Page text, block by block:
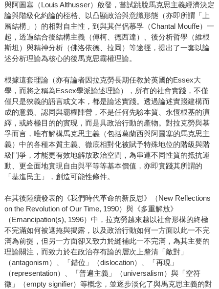
與阿圖塞（Louis Althusser）啟發，嘗試跳脫馬克思主義經濟決定
論與階級化約論的桎梏、以凸顯政治與意識形態（亦即所謂「上
層結構」）的相對自主性，到與其伴侶慕孚（Chantal Mouffe）一
起，透過結合後結構主義（傅柯、德西達）、後分析哲學（維根
斯坦）與精神分析（佛洛依德、拉岡）等途徑，提出了一套以論
述分析理論為核心的後馬克思霸權理論。
根據這套理論（亦有論者因拉克勞長期任教於英國的Essex大
學，而將之稱為Essex學派論述理論），所有的社會實踐，不僅
僅只是狹義的語言或文本，都是論述實踐。透過論述實踐建構而
成的意義、認同與霸權陣營，不是任何先驗本質、永恆根基的演
繹，或終極目的的實現，而是具政治行動的產物。對拉克勞與慕
孚而言，唯有解構馬克思主義（包括葛蘭西與阿圖塞的馬克思主
義）中的各種本質主義、徹底相對化被賦予特殊地位的階級與階
級鬥爭，才能更有效地解放政治空間，為串連不同性質的抵抗運
動、更全面地實現自由與平等等基本價值，亦即實踐其所謂的
「基進民主」，創造可能性條件。
在其後陸續發表的《我們時代革命的新反思》（New Reflections
on the Revolution of Our Time, 1990）與《多重解放》
（Emancipation(s), 1996）中，拉克勞越來越以社會形構的終極
不完滿如何被遮掩與揭露，以及政治行動如何一方面以此一不完
滿為前提，但另一方面卻又致力於縫補此一不完滿，為其主要的
理論關注，而致力於在政治存有論的層次上釐清「敵對」
（antagonism）、「錯位」（dislocation）、「再現」
（representation）、「普遍主義」（universalism）與「空符
徵」（empty signifier）等概念，並逐步淡化了與馬克思主義的對